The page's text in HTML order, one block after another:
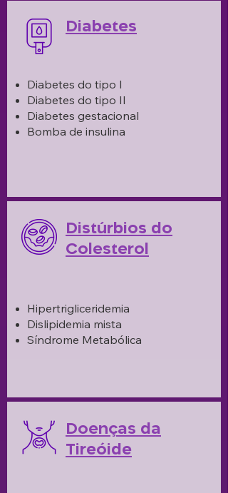
Diabetes
Diabetes do tipo I
Diabetes do tipo II
Diabetes gestacional
Bomba de insulina
Distúrbios do
Colesterol
Hipertrigliceridemia
Dislipidemia mista
Síndrome Metabólica
Doenças da
Tireóide